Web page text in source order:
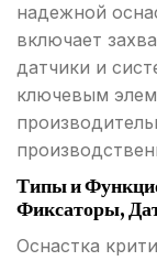
надежной
включает
датчики и
ключевым
Типы и
Фиксаторы,
Оснастка